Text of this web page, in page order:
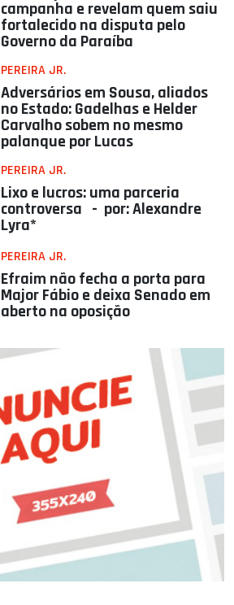
campanha e revelam quem saiu
fortalecido na disputa pelo
Governo da Paraíba
PEREIRA JR.
Adversários em Sousa, aliados
no Estado: Gadelhas e Helder
Carvalho sobem no mesmo
palanque por Lucas
PEREIRA JR.
Lixo e lucros: uma parceria
controversa - por: Alexandre
Lyra*
PEREIRA JR.
Efraim não fecha a porta para
Major Fábio e deixa Senado em
aberto na oposição